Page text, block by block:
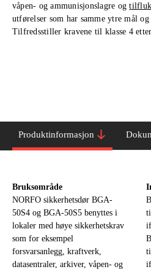
våpen- og ammunisjonslagre og
utførelser som har samme ytre mål og
Tilfredsstiller kravene til klasse 4
Produktinformasjon
Bruksområde
NORFO sikkerhetsdør BGA-
50S4 og BGA-50S5 benyttes i
lokaler med høye sikkerhetskrav
som for eksempel
forsvarsanlegg, kraftverk,
datasentraler, arkiver, våpen- og